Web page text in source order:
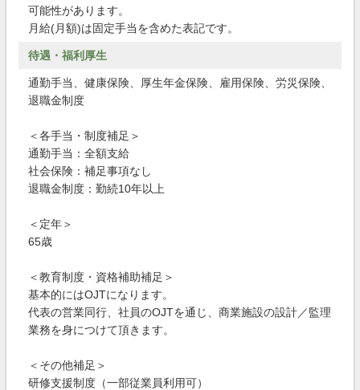
可能性があります。
月給(月額)は固定手当を含めた表記です。
待遇・福利厚生
通勤手当、健康保険、厚生年金保険、雇用保険、労災保険、
退職金制度
＜各手当・制度補足＞
通勤手当：全額支給
社会保険：補足事項なし
退職金制度：勤続10年以上
＜定年＞
65歳
＜教育制度・資格補助補足＞
基本的にはOJTになります。
代表の営業同行、社員のOJTを通じ、商業施設の設計／監理
業務を身につけて頂きます。
＜その他補足＞
研修支援制度（一部従業員利用可）